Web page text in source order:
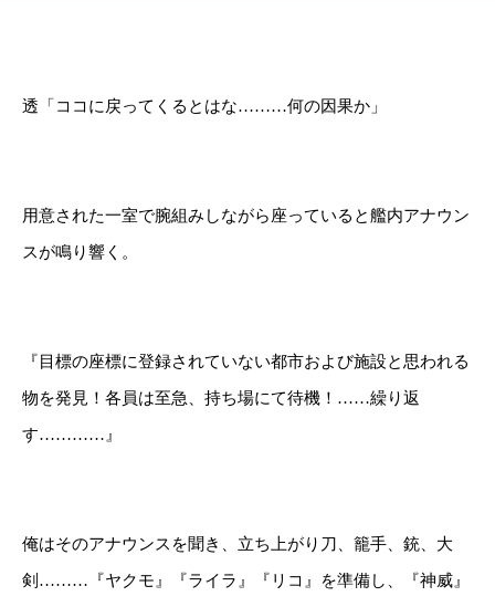
透「ココに戻ってくるとはな………何の因果か」
用意された一室で腕組みしながら座っていると艦内アナウン
スが鳴り響く。
『目標の座標に登録されていない都市および施設と思われる
物を発見！各員は至急、持ち場にて待機！……繰り返
す…………』
俺はそのアナウンスを聞き、立ち上がり刀、籠手、銃、大
剣………『ヤクモ』『ライラ』『リコ』を準備し、『神威』